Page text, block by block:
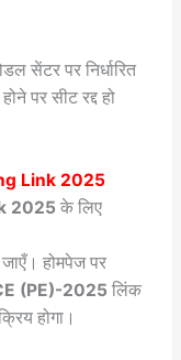
सेंटर पर निर्धारित
पर सीट रद्द हो
Link 2025
2025 के लिए
होमपेज पर
(PE)-2025 लिंक
होगा।